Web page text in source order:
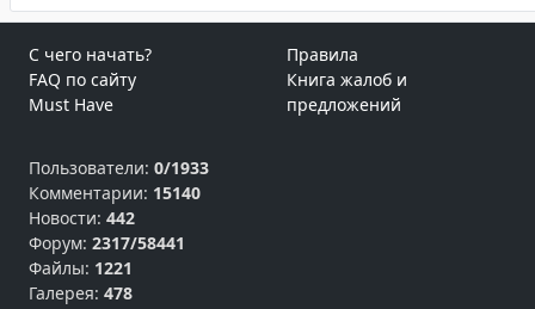
С чего начать?
FAQ по сайту
Must Have
Правила
Книга жалоб и
предложений
Пользователи: 0/1933
Комментарии: 15140
Новости: 442
Форум: 2317/58441
Файлы: 1221
Галерея: 478